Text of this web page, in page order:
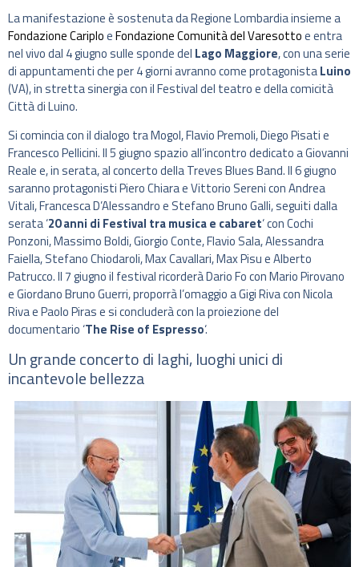
La manifestazione è sostenuta da Regione Lombardia insieme a
Fondazione CariploeFondazione Comunità del Varesottoe entra
nel vivo dal 4 giugno sulle sponde del Lago Maggiore, con una serie
di appuntamenti che per 4 giorni avranno come protagonistaLuino
(VA), in stretta sinergia con il Festival del teatro e della comicità
Città di Luino.
Si comincia con il dialogo tra Mogol, Flavio Premoli, Diego Pisati e
Francesco Pellicini. Il 5 giugno spazio all’incontro dedicato a Giovanni
Reale e, in serata, al concerto della Treves Blues Band. Il 6 giugno
saranno protagonisti Piero Chiara e Vittorio Sereni con Andrea
Vitali, Francesca D’Alessandro e Stefano Bruno Galli, seguiti dalla
serata ‘20 anni di Festival tra musica e cabaret‘ con Cochi
Ponzoni, Massimo Boldi, Giorgio Conte, Flavio Sala, Alessandra
Faiella, Stefano Chiodaroli, Max Cavallari, Max Pisu e Alberto
Patrucco. Il 7 giugno il festival ricorderà Dario Fo con Mario Pirovano
e Giordano Bruno Guerri, proporrà l’omaggio a Gigi Riva con Nicola
Riva e Paolo Piras e si concluderà con la proiezione del
documentario ‘The Rise of Espresso‘.
Un grande concerto di laghi, luoghi unici di
incantevole bellezza